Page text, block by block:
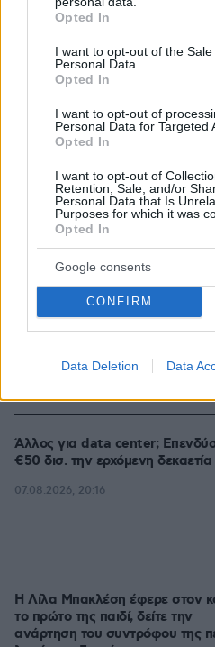
grant or deny consent to
use your data for below
consent section.
Opted In
I want to opt-out of the
Personal Data.
Opted In
I want to opt-out of
Personal Data for Targeted
Opted In
I want to opt-out of
Retention, Sale, and/or
Personal Data that Is
Purposes for which it was
Opted In
Google consents
CONFIRM
Data Deletion Data
Ο «Δράκος» του
η αστυνομία τον είχε
Άλλος για data center;
€50 δισ. την ερχόμενη δεκαετία
07.08.2026, 20:16
Η Λίλα Μπακλέση έφερε στον
το πρώτο της παιδί, δείτε την
ανάρτηση του συντρόφου της